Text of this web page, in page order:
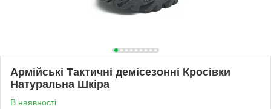
Армійські Тактичні демісезонні Кросівки
Натуральна Шкіра
В наявності